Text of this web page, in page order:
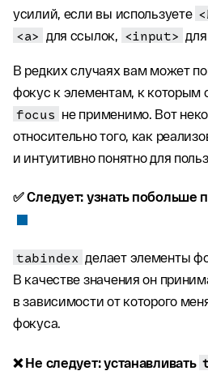
усилий, если вы используете
<a> для ссылок, <input>
В редких случаях вам может
фокус к элементам, к которым
focus не применимо. Вот
относительно того, как
и интуитивно понятно для
✅ Следует: узнать побольше
tabindex делает элементы
В качестве значения он
в зависимости от которого
фокуса.
❌ Не следует: устанавливать